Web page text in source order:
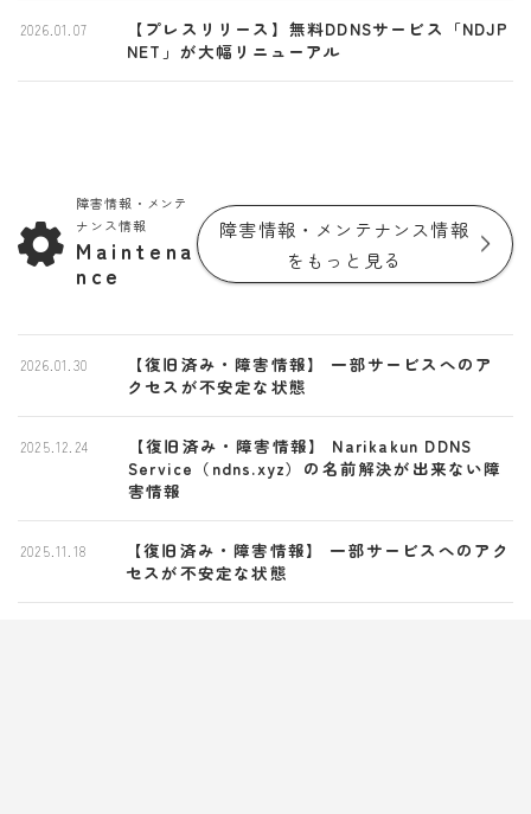
【プレスリリース】無料DDNSサービス「NDJP
NET」が大幅リニューアル
2026.01.07
障害情報・メンテ
ナンス情報
Maintena
nce
障害情報・メンテナンス情報
をもっと見る
【復旧済み・障害情報】 一部サービスへのア
クセスが不安定な状態
2026.01.30
【復旧済み・障害情報】 Narikakun DDNS
Service（ndns.xyz）の名前解決が出来ない障
害情報
2025.12.24
【復旧済み・障害情報】 一部サービスへのアク
セスが不安定な状態
2025.11.18